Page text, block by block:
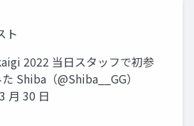
ト
2022 当日スタッフで初参
Shiba（@Shiba__GG）
月 30 日